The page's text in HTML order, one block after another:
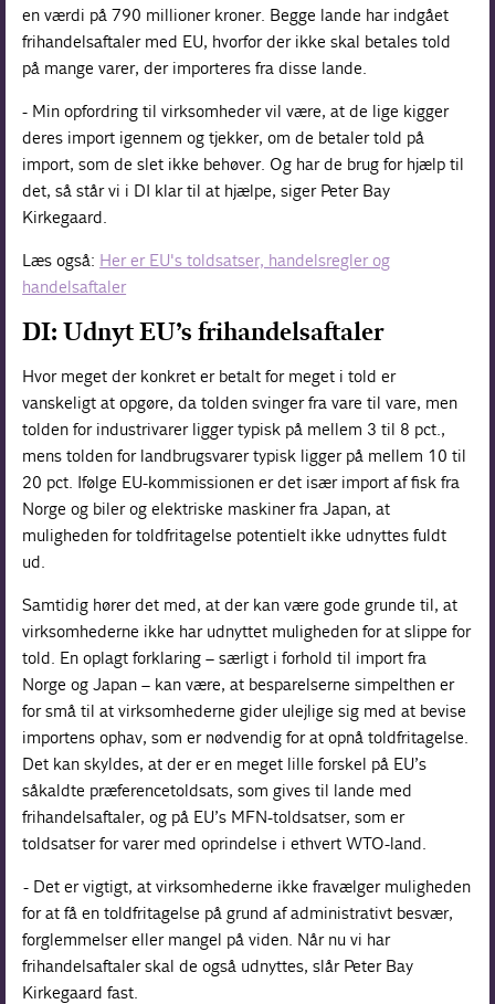
en værdi på 790 millioner kroner. Begge lande har indgået
frihandelsaftaler med EU, hvorfor der ikke skal betales told
på mange varer, der importeres fra disse lande.
- Min opfordring til virksomheder vil være, at de lige kigger
deres import igennem og tjekker, om de betaler told på
import, som de slet ikke behøver. Og har de brug for hjælp til
det, så står vi i DI klar til at hjælpe, siger Peter Bay
Kirkegaard.
Læs også: Her er EU's toldsatser, handelsregler og
handelsaftaler
DI: Udnyt EU’s frihandelsaftaler
Hvor meget der konkret er betalt for meget i told er
vanskeligt at opgøre, da tolden svinger fra vare til vare, men
tolden for industrivarer ligger typisk på mellem 3 til 8 pct.,
mens tolden for landbrugsvarer typisk ligger på mellem 10 til
20 pct. Ifølge EU-kommissionen er det især import af fisk fra
Norge og biler og elektriske maskiner fra Japan, at
muligheden for toldfritagelse potentielt ikke udnyttes fuldt
ud.
Samtidig hører det med, at der kan være gode grunde til, at
virksomhederne ikke har udnyttet muligheden for at slippe for
told. En oplagt forklaring – særligt i forhold til import fra
Norge og Japan – kan være, at besparelserne simpelthen er
for små til at virksomhederne gider ulejlige sig med at bevise
importens ophav, som er nødvendig for at opnå toldfritagelse.
Det kan skyldes, at der er en meget lille forskel på EU’s
såkaldte præferencetoldsats, som gives til lande med
frihandelsaftaler, og på EU’s MFN-toldsatser, som er
toldsatser for varer med oprindelse i ethvert WTO-land.
- Det er vigtigt, at virksomhederne ikke fravælger muligheden
for at få en toldfritagelse på grund af administrativt besvær,
forglemmelser eller mangel på viden. Når nu vi har
frihandelsaftaler skal de også udnyttes, slår Peter Bay
Kirkegaard fast.